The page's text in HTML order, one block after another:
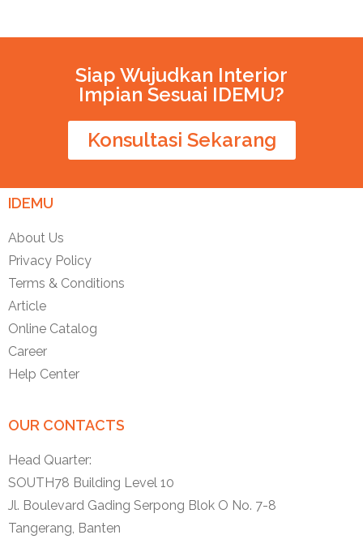
Siap Wujudkan Interior
Impian Sesuai IDEMU?
Konsultasi Sekarang
IDEMU
About Us
Privacy Policy
Terms & Conditions
Article
Online Catalog
Career
Help Center
OUR CONTACTS
Head Quarter:
SOUTH78 Building Level 10
Jl. Boulevard Gading Serpong Blok O No. 7-8
Tangerang, Banten